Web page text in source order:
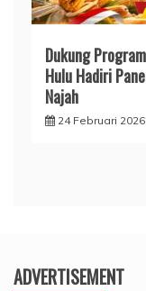
Dukung
Hulu Hadiri
Najah
24 Februari 2026
ADVERTISEMENT